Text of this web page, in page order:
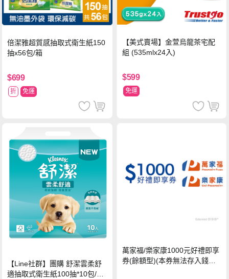
倍潔雅超質感抽取式衛生紙150
抽x56包/箱
$699
折 免運
【美式賣場】金萱烏龍茶宅配
組 (535mlx24入)
$599
免運
【Line社群】團購 舒潔雲柔舒
適抽取式衛生紙100抽*10包/6
萬家福/樂家康1000元好禮即享
券(餘額型)(本券無法存入錢包